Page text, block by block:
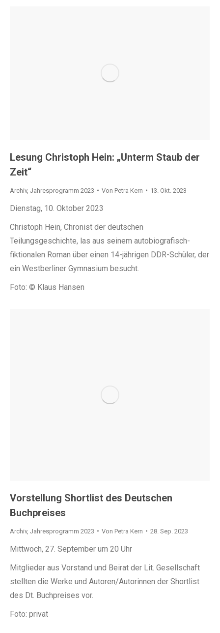
Lesung Christoph Hein: „Unterm Staub der
Zeit“
Archiv, Jahresprogramm 2023 Von Petra Kern 13. Okt. 2023
Dienstag, 10. Oktober 2023
Christoph Hein, Chronist der deutschen
Teilungsgeschichte, las aus seinem autobiografisch-
fiktionalen Roman über einen 14-jährigen DDR-Schüler, der
ein Westberliner Gymnasium besucht.
Foto: © Klaus Hansen
Vorstellung Shortlist des Deutschen
Buchpreises
Archiv, Jahresprogramm 2023 Von Petra Kern 28. Sep. 2023
Mittwoch, 27. September um 20 Uhr
Mitglieder aus Vorstand und Beirat der Lit. Gesellschaft
stellten die Werke und Autoren/Autorinnen der Shortlist
des Dt. Buchpreises vor.
Foto: privat